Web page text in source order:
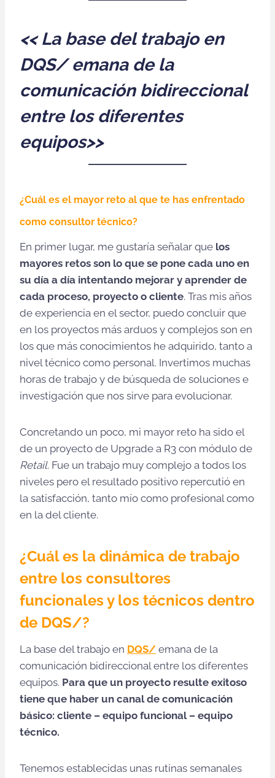
<<La base del trabajo en
DQS/ emana de la
comunicación bidireccional
entre los diferentes
equipos>>
¿Cuál es el mayor reto al que te has enfrentado
como consultor técnico?
En primer lugar, me gustaría señalar que los
mayores retos son lo que se pone cada uno en
su día a día intentando mejorar y aprender de
cada proceso, proyecto o cliente. Tras mis años
de experiencia en el sector, puedo concluir que
en los proyectos más arduos y complejos son en
los que más conocimientos he adquirido, tanto a
nivel técnico como personal. Invertimos muchas
horas de trabajo y de búsqueda de soluciones e
investigación que nos sirve para evolucionar.
Concretando un poco, mi mayor reto ha sido el
de un proyecto de Upgrade a R3 con módulo de
Retail. Fue un trabajo muy complejo a todos los
niveles pero el resultado positivo repercutió en
la satisfacción, tanto mío como profesional como
en la del cliente.
¿Cuál es la dinámica de trabajo
entre los consultores
funcionales y los técnicos dentro
de DQS/?
La base del trabajo en DQS/ emana de la
comunicación bidireccional entre los diferentes
equipos. Para que un proyecto resulte exitoso
tiene que haber un canal de comunicación
básico: cliente – equipo funcional – equipo
técnico.
Tenemos establecidas unas rutinas semanales